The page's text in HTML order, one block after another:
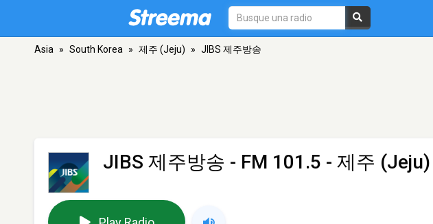
Asia » South Korea » 제주 (Jeju) » JIBS 제주방송
JIBS 제주방송 - FM 101.5 - 제주 (Jeju)